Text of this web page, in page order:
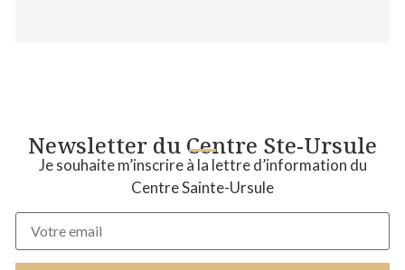
Newsletter du Centre Ste-Ursule
Je souhaite m’inscrire à la lettre d’information du
Centre Sainte-Ursule